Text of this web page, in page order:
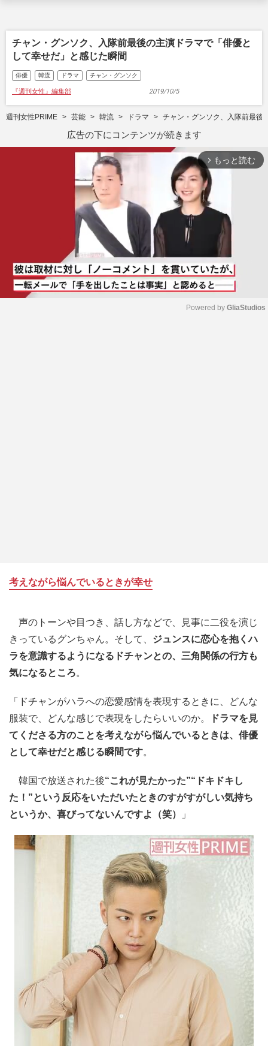
チャン・グンソク、入隊前最後の主演ドラマで「俳優と
して幸せだ」と感じた瞬間
俳優 韓流 ドラマ チャン・グンソク
『週刊女性』編集部 2019/10/5
週刊女性PRIME 芸能 韓流 ドラマ チャン・グンソク、入隊前最後
広告の下にコンテンツが続きます
arrow_forward_ios もっと読む
Powered by GliaStudios
考えながら悩んでいるときが幸せ
声のトーンや目つき、話し方などで、見事に二役を演じ
きっているグンちゃん。そして、 ジュンスに恋心を抱くハ
ラを意識するようになるドチャンとの、三角関係の行方も
気になるところ。
「ドチャンがハラへの恋愛感情を表現するときに、どんな
服装で、どんな感じで表現をしたらいいのか。
ドラマを見
てくださる方のことを考えながら悩んでいるときは、俳優
として幸せだと感じる瞬間です。
韓国で放送された後“これが見たかった”“ドキドキし
た！”という反応をいただいたときのすがすがしい気持ち
というか、喜びってないんですよ（笑）
」